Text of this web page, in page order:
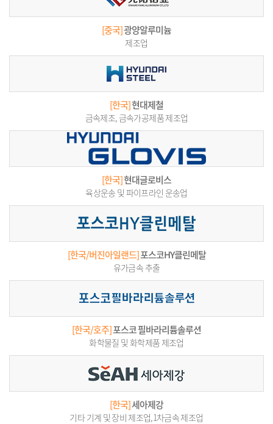
[중국]광양알루미늄
제조업
[한국]현대제철
금속제조, 금속가공제품 제조업
[한국]현대글로비스
육상운송 및 파이프라인 운송업
[한국/버진아일랜드]포스코HY클린메탈
유가금속 추출
[한국/호주]포스코 필바라리튬솔루션
화학물질 및 화학제품 제조업
[한국]세아제강
기타 기계 및 장비 제조업,1차금속 제조업